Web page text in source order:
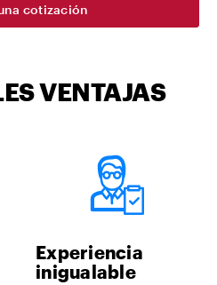
cotización
VENTAJAS
Experiencia
inigualable